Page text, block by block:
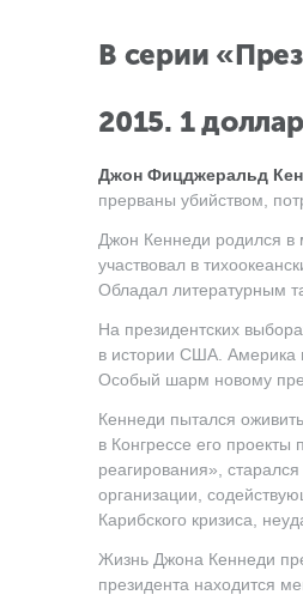
В серии
2015. 1
Джон Фицджеральд
прерваны убийством,
Джон Кеннеди родился в
участвовал в
Обладал литературным
На президентских
в истории США. Америка
Особый шарм новому
Кеннеди пытался
в Конгрессе его
реагирования»,
организации,
Карибского кризиса,
Жизнь Джона Кеннеди
президента находится